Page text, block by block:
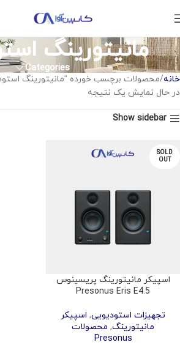
مانیتورینگ
Categories
خانه محصولات برچسب خورده “مانیتورینگ
در حال نمایش یک نتیجه
Show sidebar
SOLD
OUT
اسپیکر مانیتورینگ پریسینوس
Presonus Eris E4.5
تجهیزات استودیویی, اسپیکر
مانیتورینگ, محصولات
Presonus